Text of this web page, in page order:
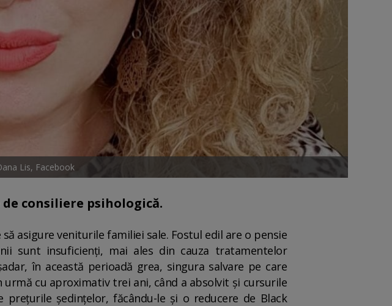
Lis, Facebook
consiliere psihologică.
asigure veniturile familiei sale. Fostul edil are o pensie
sunt insuficienți, mai ales din cauza tratamentelor
în această perioadă grea, singura salvare pe care
cu aproximativ trei ani, când a absolvit și cursurile
ședințelor, făcându-le și o reducere de Black